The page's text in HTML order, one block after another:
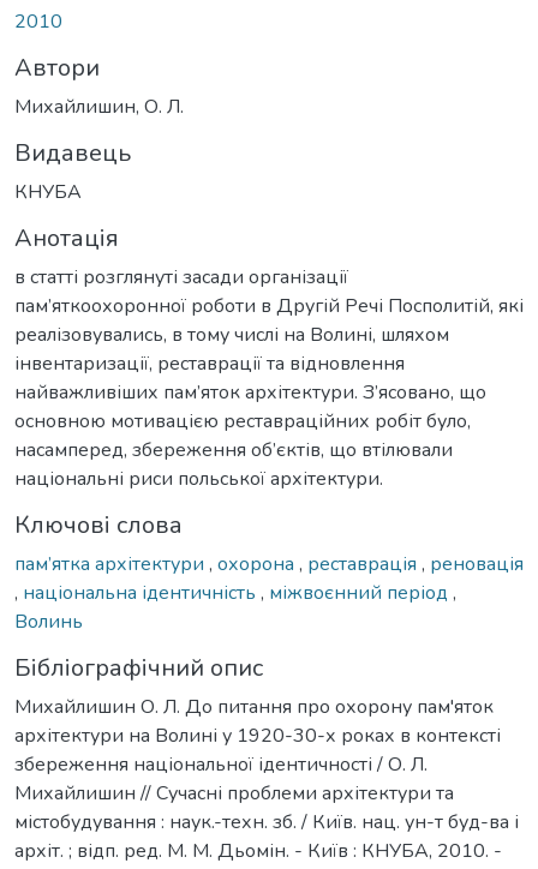
2010
Автори
Михайлишин, О. Л.
Видавець
КНУБА
Анотація
в статті розглянуті засади організації
пам’яткоохоронної роботи в Другій Речі Посполитій, які
реалізовувались, в тому числі на Волині, шляхом
інвентаризації, реставрації та відновлення
найважливіших пам’яток архітектури. З’ясовано, що
основною мотивацією реставраційних робіт було,
насамперед, збереження об’єктів, що втілювали
національні риси польської архітектури.
Ключові слова
пам’ятка архітектури , охорона , реставрація , реновація
, національна ідентичність , міжвоєнний період ,
Волинь
Бібліографічний опис
Михайлишин О. Л. До питання про охорону пам'яток
архітектури на Волині у 1920-30-х роках в контексті
збереження національної ідентичності / О. Л.
Михайлишин // Сучасні проблеми архітектури та
містобудування : наук.-техн. зб. / Київ. нац. ун-т буд-ва і
архіт. ; відп. ред. М. М. Дьомін. - Київ : КНУБА, 2010. -